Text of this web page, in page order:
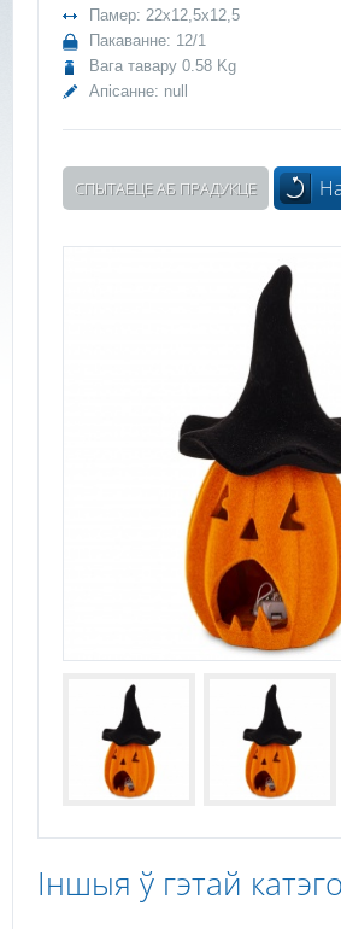
Памер: 22x12,5x12,5
Пакаванне: 12/1
Вага тавару 0.58 Kg
Апісанне: null
СПЫТАЕЦЕ АБ ПРАДУКЦЕ
Іншыя ў гэтай